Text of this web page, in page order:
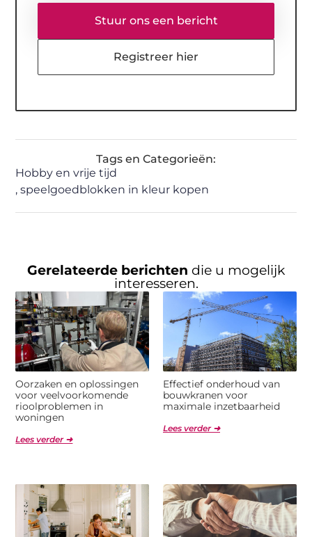
Stuur ons een bericht
Registreer hier
Tags en Categorieën:
Hobby en vrije tijd
,speelgoedblokken in kleur kopen
Gerelateerde berichten die u mogelijk
interesseren.
Oorzaken en oplossingen
voor veelvoorkomende
rioolproblemen in
woningen
Lees verder ➜
Effectief onderhoud van
bouwkranen voor
maximale inzetbaarheid
Lees verder ➜